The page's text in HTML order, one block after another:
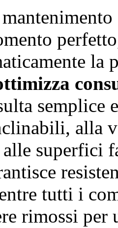
la
semplice
alla
superfici
tutti i
rimossi